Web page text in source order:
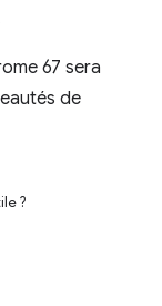
67 sera
de
?